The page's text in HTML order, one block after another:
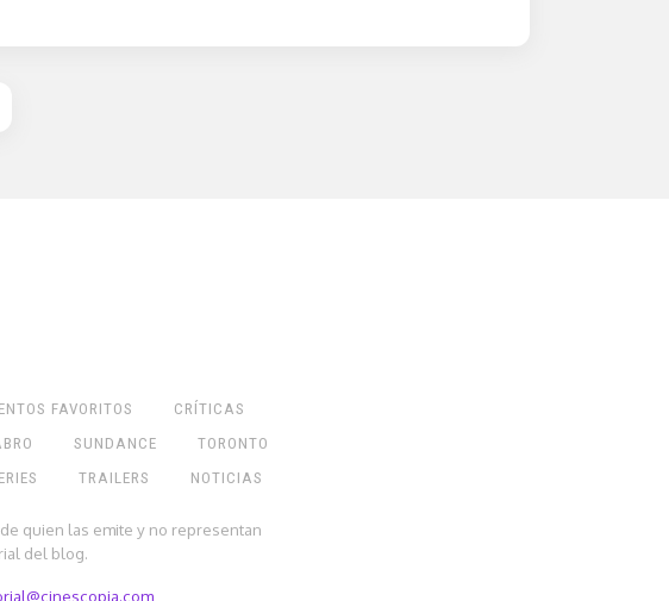
FAVORITOS
CRÍTICAS
SUNDANCE
TORONTO
TRAILERS NOTICIAS
quien las emite y no representan
del blog.